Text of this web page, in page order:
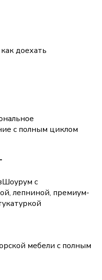
доехать
с полным циклом
Шоурум с
лепниной, премиум-
мебели с полным